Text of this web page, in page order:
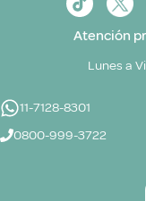
Atención
Lunes a
11-7128-8301
0800-999-3722